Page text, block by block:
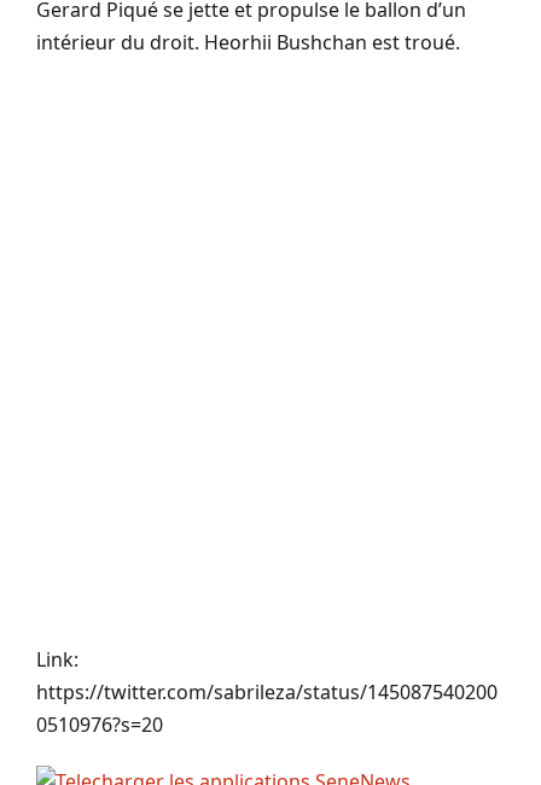
Gerard Piqué se jette et propulse le ballon d’un
intérieur du droit. Heorhii Bushchan est troué.
Link:
https://twitter.com/sabrileza/status/145087540200
0510976?s=20